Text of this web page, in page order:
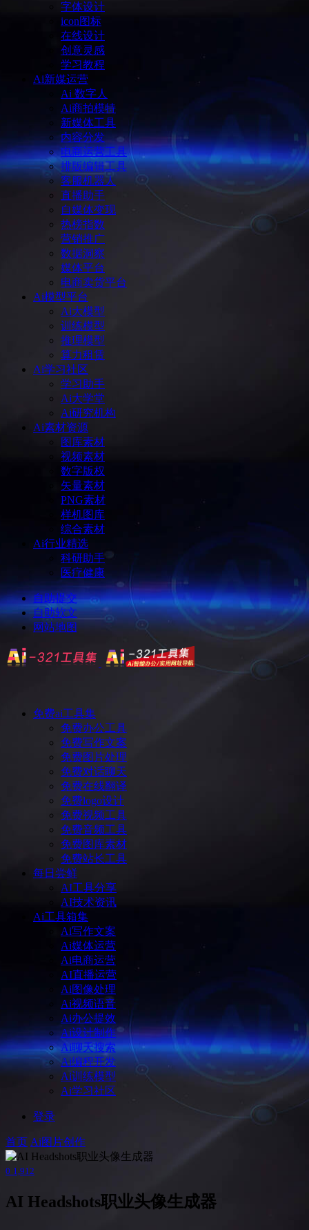
字体设计
icon图标
在线设计
创意灵感
学习教程
Ai新媒运营
Ai 数字人
Ai商拍模特
新媒体工具
内容分发
电商运营工具
排版编辑工具
客服机器人
直播助手
自媒体变现
热榜指数
营销推广
数据洞察
媒体平台
电商卖货平台
Ai模型平台
Ai大模型
训练模型
推理模型
算力租赁
Ai学习社区
学习助手
Ai大学堂
Ai研究机构
Ai素材资源
图库素材
视频素材
数字版权
矢量素材
PNG素材
样机图库
综合素材
Ai行业精选
科研助手
医疗健康
自助提交
自助软文
网站地图
免费ai工具集
免费办公工具
免费写作文案
免费图片处理
免费对话聊天
免费在线翻译
免费logo设计
免费视频工具
免费音频工具
免费图库素材
免费站长工具
每日尝鲜
AI工具分享
AI技术资讯
Ai工具箱集
Ai写作文案
Ai媒体运营
Ai电商运营
AI直播运营
Ai图像处理
Ai视频语音
Ai办公提效
Ai设计制作
Ai聊天搜索
Ai编程开发
Ai训练模型
Ai学习社区
登录
首页 Ai图片创作
0 1,912
AI Headshots职业头像生成器